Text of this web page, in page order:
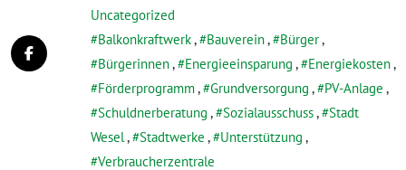
Uncategorized
Balkonkraftwerk, Bauverein, Bürger,
Bürgerinnen, Energieeinsparung , Energiekosten,
Förderprogramm, Grundversorgung , PV-Anlage ,
Schuldnerberatung , Sozialausschuss, Stadt
Wesel, Stadtwerke , Unterstützung ,
Verbraucherzentrale